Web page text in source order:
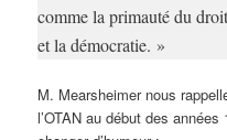
comme la primauté du
et la démocratie. »
M. Mearsheimer nous
l’OTAN au début des